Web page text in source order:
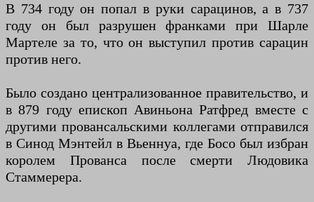
В 734 году он попал в руки сарацинов, а в 737
году он был разрушен франками при Шарле
Мартеле за то, что он выступил против сарацин
против него.
Было создано централизованное правительство, и
в 879 году епископ Авиньона Ратфред вместе с
другими провансальскими коллегами отправился
в Синод Мэнтейл в Вьеннуа, где Босо был избран
королем Прованса после смерти Людовика
Стаммерера.